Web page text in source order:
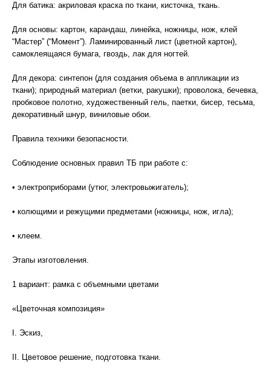
Для батика: акриловая краска по ткани, кисточка, ткань.
Для основы: картон, карандаш, линейка, ножницы, нож, клей
“Мастер” (“Момент”). Ламинированный лист (цветной картон),
самоклеящаяся бумага, гвоздь, лак для ногтей.
Для декора: синтепон (для создания объема в аппликации из
ткани); природный материал (ветки, ракушки); проволока, бечевка,
пробковое полотно, художественный гель, паетки, бисер, тесьма,
декоративный шнур, виниловые обои.
Правила техники безопасности.
Соблюдение основных правил ТБ при работе с:
• электроприборами (утюг, электровыжигатель);
• колющими и режущими предметами (ножницы, нож, игла);
• клеем.
Этапы изготовления.
1 вариант: рамка с объемными цветами
«Цветочная композиция»
I. Эскиз,
II. Цветовое решение, подготовка ткани.